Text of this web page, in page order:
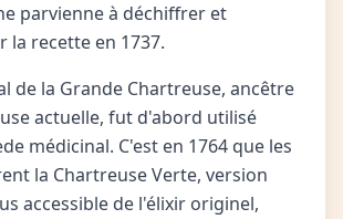
parvienne à déchiffrer et
la recette en 1737.
de la Grande Chartreuse, ancêtre
actuelle, fut d'abord utilisé
médicinal. C'est en 1764 que les
la Chartreuse Verte, version
accessible de l'élixir originel,